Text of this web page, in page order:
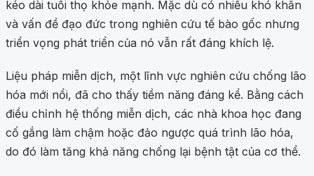
kéo dài tuổi thọ khỏe mạnh. Mặc dù có nhiều khó khăn
và vấn đề đạo đức trong nghiên cứu tế bào gốc nhưng
triển vọng phát triển của nó vẫn rất đáng khích lệ.
Liệu pháp miễn dịch, một lĩnh vực nghiên cứu chống lão
hóa mới nổi, đã cho thấy tiềm năng đáng kể. Bằng cách
điều chỉnh hệ thống miễn dịch, các nhà khoa học đang
cố gắng làm chậm hoặc đảo ngược quá trình lão hóa,
do đó làm tăng khả năng chống lại bệnh tật của cơ thể.